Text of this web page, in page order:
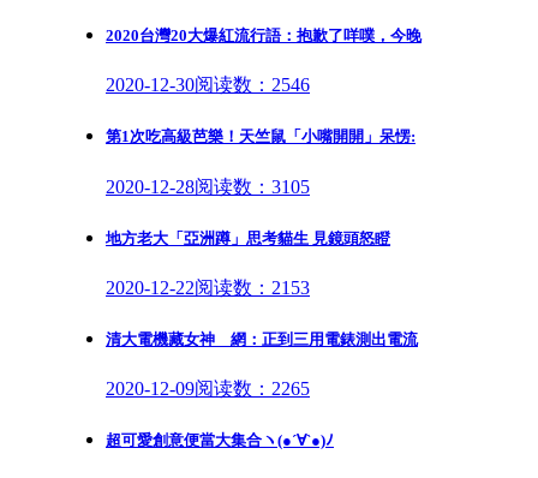
2020台灣20大爆紅流行語：抱歉了咩噗，今晚
2020-12-30阅读数：2546
第1次吃高級芭樂！天竺鼠「小嘴開開」呆愣:
2020-12-28阅读数：3105
地方老大「亞洲蹲」思考貓生 見鏡頭怒瞪
2020-12-22阅读数：2153
清大電機藏女神 網：正到三用電錶測出電流
2020-12-09阅读数：2265
超可愛創意便當大集合ヽ(●´∀`●)ﾉ